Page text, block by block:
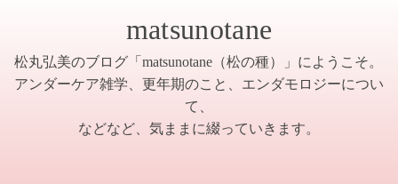
matsunotane
松丸弘美のブログ「matsunotane（松の種）」にようこそ。
アンダーケア雑学、更年期のこと、エンダモロジーについ
て、
などなど、気ままに綴っていきます。